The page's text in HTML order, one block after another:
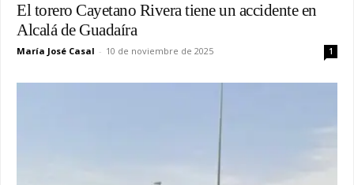
El torero Cayetano Rivera tiene un accidente en
Alcalá de Guadaíra
María José Casal - 10 de noviembre de 2025 1